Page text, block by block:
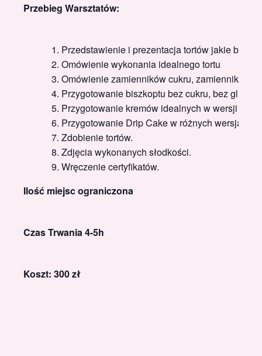
Przebieg Warsztatów:
Przedstawienie i prezentacja tortów jakie
Omówienie wykonania idealnego tortu
Omówienie zamienników cukru, zamienników
Przygotowanie biszkoptu bez cukru, bez
Przygotowanie kremów idealnych w wersji
Przygotowanie Drip Cake w różnych wersjach.
Zdobienie tortów.
Zdjęcia wykonanych słodkości.
Wręczenie certyfikatów.
Ilość miejsc ograniczona
Czas Trwania 4-5h
Koszt: 300 zł